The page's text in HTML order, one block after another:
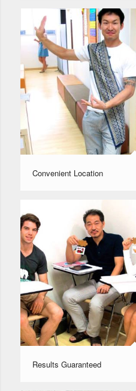
Convenient Location
Results Guaranteed